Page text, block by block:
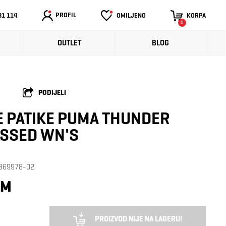
114 PROFIL OMILJENO KORPA
0
OUTLET BLOG
PODIJELI
PATIKE PUMA THUNDER
WN'S
02
PROIZVOD NIJE NA LAGERU!